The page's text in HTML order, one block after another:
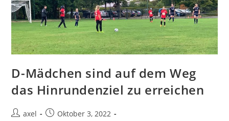
D-Mädchen sind auf dem Weg
das Hinrundenziel zu erreichen
axel
Oktober 3, 2022